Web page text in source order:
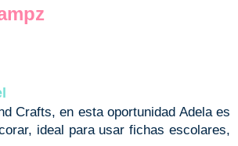
Crafts, en esta oportunidad Adela es
ideal para usar fichas escolares,